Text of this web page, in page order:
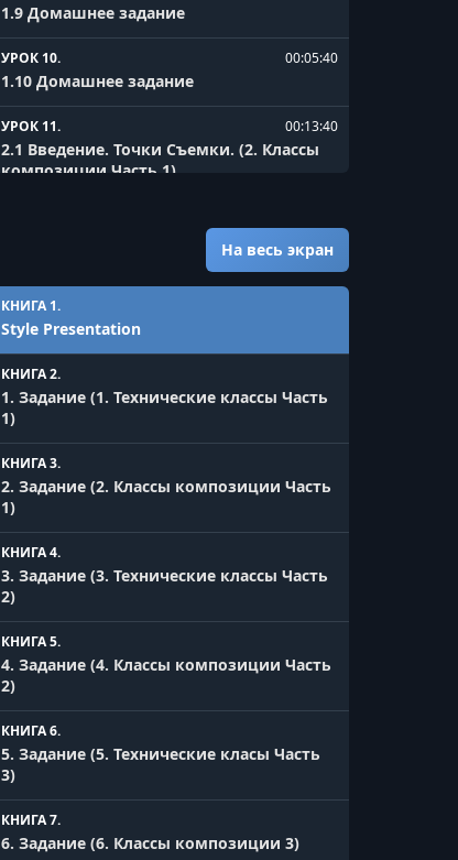
1.9 Домашнее задание
УРОК 10. 00:05:40
1.10 Домашнее задание
УРОК 11. 00:13:40
2.1 Введение. Точки Съемки. (2. Классы
композиции Часть 1)
УРОК 13. 00:08:30
2.3 Диптих, Серия и киномонтаж
УРОК 14. 00:05:23
2.4 Правило Третей. Симметрия. Центр
Кадра.
УРОК 15. 00:09:05
2.5.1 Смысловой Центр Кадра и
Тренировка
УРОК 16. 00:02:36
2.5.2 Смысловой Центр Кадра и
Тренировка.
УРОК 17. 00:04:47
2.6 Как Строить Композицию В
реальном времени.
УРОК 18. 00:07:40
2.7 Домашнее Задание на ближайший
месяц.
УРОК 19. 00:25:41
3.1 Классификация Фотоаппаратов.
Плёночные Фотоаппараты. (3.
На весь экран
КНИГА 1.
Style Presentation
КНИГА 2.
1. Задание (1. Технические классы Часть
1)
КНИГА 3.
2. Задание (2. Классы композиции Часть
1)
КНИГА 4.
3. Задание (3. Технические классы Часть
2)
КНИГА 5.
4. Задание (4. Классы композиции Часть
2)
КНИГА 6.
5. Задание (5. Технические класы Часть
3)
КНИГА 7.
6. Задание (6. Классы композиции 3)